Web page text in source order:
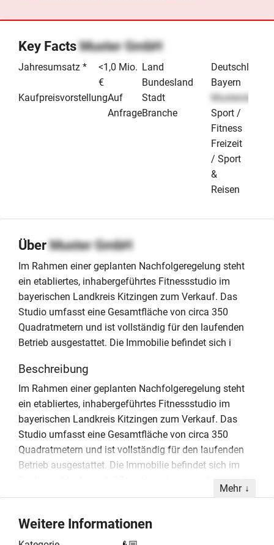
Key FactsMuster GmbH
Jahresumsatz *
<1,0 Mio.
€
KaufpreisvorstellungAuf
Anfrage
Land
Deutschland
Bundesland
Bayern
Stadt
Musterstadt
Branche
Sport /
Fitness
Freizeit
/ Sport
&
Reisen
ÜberMuster GmbH
Im Rahmen einer geplanten Nachfolgeregelung steht
ein etabliertes, inhabergeführtes Fitnessstudio im
bayerischen Landkreis Kitzingen zum Verkauf. Das
Studio umfasst eine Gesamtfläche von circa 350
Quadratmetern und ist vollständig für den laufenden
Betrieb ausgestattet. Die Immobilie befindet sich i
Beschreibung
Im Rahmen einer geplanten Nachfolgeregelung steht
ein etabliertes, inhabergeführtes Fitnessstudio im
bayerischen Landkreis Kitzingen zum Verkauf. Das
Studio umfasst eine Gesamtfläche von circa 350
Quadratmetern und ist vollständig für den laufenden
Betrieb ausgestattet. Die Immobilie befindet sich im
Infrastruktur für Fitness- und Wellnessdienstleistungen.
zehn Mitarbeitern geführt und richtet sich an
Nachfolger, die einen operativ eingespielten Betrieb
Mehr
Weitere Informationen